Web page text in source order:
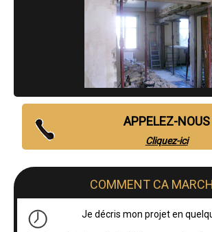
APPELEZ-NOUS
Cliquez-ici
COMMENT CA
Je décris mon projet en